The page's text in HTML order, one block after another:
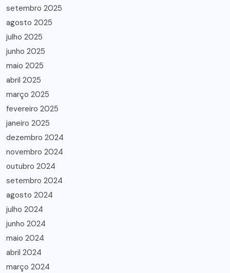
setembro 2025
agosto 2025
julho 2025
junho 2025
maio 2025
abril 2025
março 2025
fevereiro 2025
janeiro 2025
dezembro 2024
novembro 2024
outubro 2024
setembro 2024
agosto 2024
julho 2024
junho 2024
maio 2024
abril 2024
março 2024